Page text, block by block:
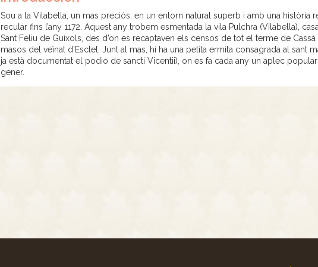
Sou a la Vilabella, un mas preciós, en un entorn natural superb i amb una història
recular fins l’any 1172. Aquest any trobem esmentada la vila Pulchra (Vilabella),
Sant Feliu de Guíxols, des d’on es recaptaven els censos de tot el terme de
masos del veïnat d’Esclet. Junt al mas, hi ha una petita ermita consagrada al sant
ja està documentat el podio de sancti Vicentii), on es fa cada any un aplec
gener.